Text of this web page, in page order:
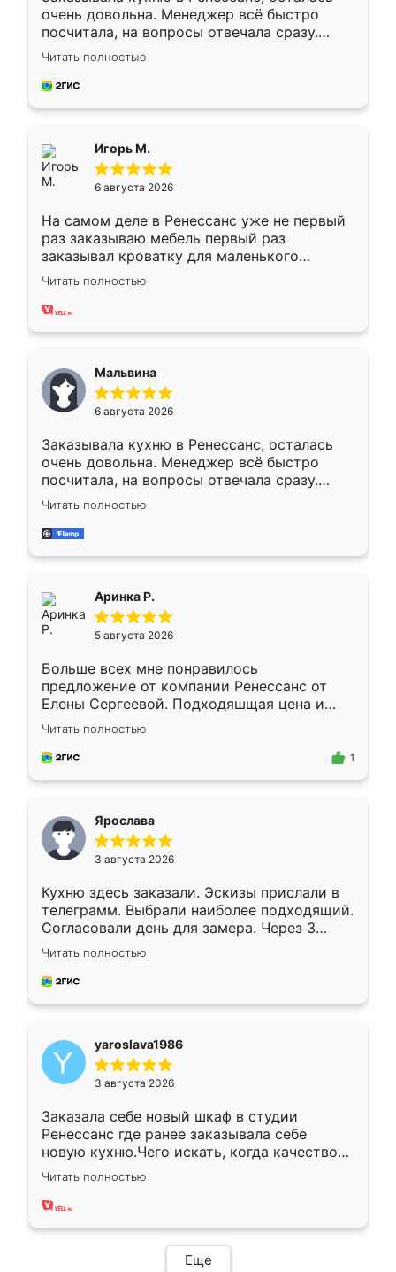
очень довольна. Менеджер всё быстро
посчитала, на вопросы отвечала сразу.
Замерщик приехал в субботу, подошёл к
делу со всей ответственностью. Собрали
за день, ребята работали аккуратно, даже
Читать полностью
Игорь М.
6 августа 2026
На самом деле в Ренессанс уже не первый
раз заказываю мебель первый раз
заказывал кроватку для маленького
ребёнка при его рождении ,во второй раз
заказал шкаф-купе. По качеству очень
хорошее сборка достаточно быстрая,
меньше, здесь же он более разнообразный.
Мне нравится ,если что-то потребуется из
мебели буду заказывать только здесь.
Читать полностью
Мальвина
6 августа 2026
Заказывала кухню в Ренессанс, осталась
очень довольна. Менеджер всё быстро
посчитала, на вопросы отвечала сразу.
Замерщик приехал в субботу, подошёл к
делу со всей ответственностью. Собрали
за день, ребята работали аккуратно, даже
Читать полностью
Аринка Р.
5 августа 2026
Больше всех мне понравилось
предложение от компании Ренессанс от
Елены Сергеевой. Подходяшщая цена и
короткие сроки изготовления. Приехавший
для замера сотрудник Владислав
предложил по моему эскизу самый
Читать полностью
1
Ярослава
3 августа 2026
Кухню здесь заказали. Эскизы прислали в
телеграмм. Выбрали наиболее подходящий.
Согласовали день для замера. Через 3
недели кухня была уже готова. Остались
довольны работой. Спасибо Ренессанс
мебель за качественную работу!
Читать полностью
yaroslava1986
3 августа 2026
Заказала себе новый шкаф в студии
Ренессанс где ранее заказывала себе
новую кухню.Чего искать, когда качеством
вполне довольна. Служит кухня уже почти
два года, нареканий нет.
Читать полностью
Еще